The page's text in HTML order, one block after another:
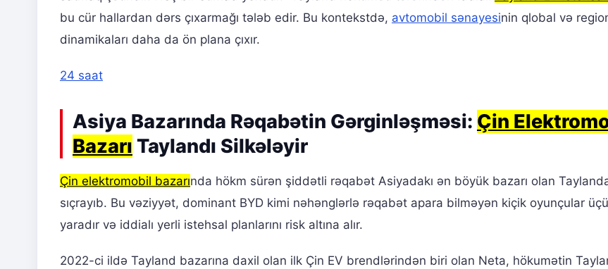
bu cür hallardan dərs çıxarmağı tələb edir. Bu kontekstdə, avtomobil sənayesinin qlobal və
dinamikaları daha da ön plana çıxır.
24 saat
Asiya Bazarında Rəqabətin Gərginləşməsi: Çin
Bazarı Taylandı Silkələyir
Çin elektromobil bazarında hökm sürən şiddətli rəqabət Asiyadakı ən böyük bazarı olan
sıçrayıb. Bu vəziyyət, dominant BYD kimi nəhənglərlə rəqabət apara bilməyən kiçik oyunçular
yaradır və iddialı yerli istehsal planlarını risk altına alır.
2022-ci ildə Tayland bazarına daxil olan ilk Çin EV brendlərindən biri olan Neta, hökumətin